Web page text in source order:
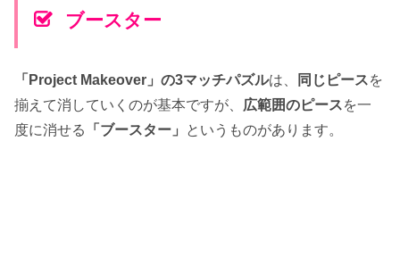
ブースター
「Project Makeover」の3マッチパズルは、 同じピースを
揃えて消していくのが基本ですが、 広範囲のピースを一
度に消せる
「ブースター」 というものがあります。